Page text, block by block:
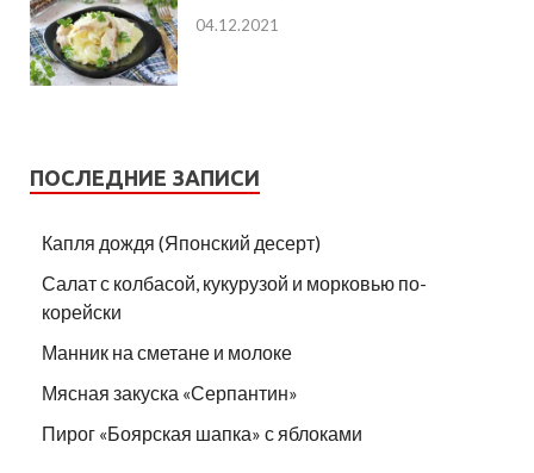
04.12.2021
ПОСЛЕДНИЕ ЗАПИСИ
Капля дождя (Японский десерт)
Салат с колбасой, кукурузой и морковью по-
корейски
Манник на сметане и молоке
Мясная закуска «Серпантин»
Пирог «Боярская шапка» с яблоками